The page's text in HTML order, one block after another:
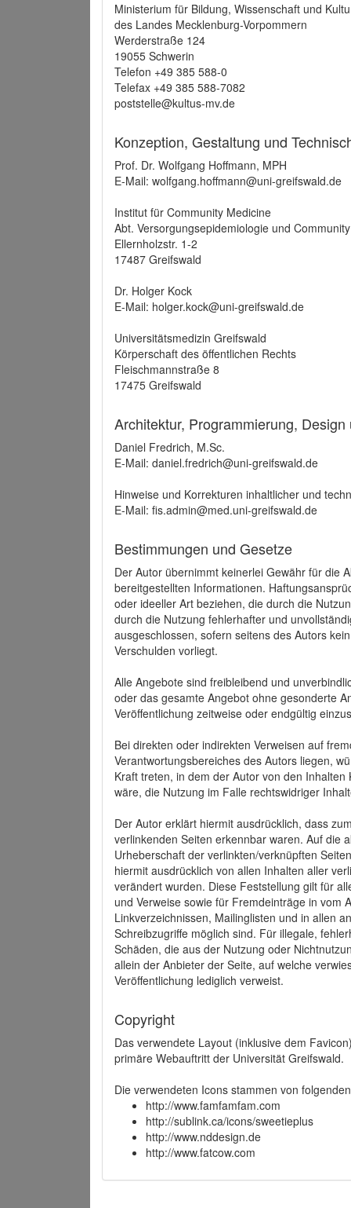
Ministerium für Bildung, Wissenschaft und
des Landes Mecklenburg-Vorpommern
Werderstraße 124
19055 Schwerin
Telefon +49 385 588-0
Telefax +49 385 588-7082
poststelle@kultus-mv.de
Konzeption, Gestaltung und
Prof. Dr. Wolfgang Hoffmann, MPH
E-Mail: wolfgang.hoffmann@uni-greifswald.de
Institut für Community Medicine
Abt. Versorgungsepidemiologie und
Ellernholzstr. 1-2
17487 Greifswald
Dr. Holger Kock
E-Mail: holger.kock@uni-greifswald.de
Universitätsmedizin Greifswald
Körperschaft des öffentlichen Rechts
Fleischmannstraße 8
17475 Greifswald
Architektur, Programmierung,
Daniel Fredrich, M.Sc.
E-Mail: daniel.fredrich@uni-greifswald.de
Hinweise und Korrekturen inhaltlicher und
E-Mail: fis.admin@med.uni-greifswald.de
Bestimmungen und Gesetze
Der Autor übernimmt keinerlei Gewähr für die
bereitgestellten Informationen.
oder ideeller Art beziehen, die durch die
durch die Nutzung fehlerhafter und
ausgeschlossen, sofern seitens des Autors
Verschulden vorliegt.
Alle Angebote sind freibleibend und
oder das gesamte Angebot ohne gesonderte
Veröffentlichung zeitweise oder endgültig
Bei direkten oder indirekten Verweisen auf
Verantwortungsbereiches des Autors liegen,
Kraft treten, in dem der Autor von den
wäre, die Nutzung im Falle rechtswidriger
Der Autor erklärt hiermit ausdrücklich, dass
verlinkenden Seiten erkennbar waren. Auf die
Urheberschaft der verlinkten/verknüpften
hiermit ausdrücklich von allen Inhalten aller
verändert wurden. Diese Feststellung gilt für
und Verweise sowie für Fremdeinträge in vom
Linkverzeichnissen, Mailinglisten und in allen
Schreibzugriffe möglich sind. Für illegale,
Schäden, die aus der Nutzung oder
allein der Anbieter der Seite, auf welche
Veröffentlichung lediglich verweist.
Copyright
Das verwendete Layout (inklusive dem
primäre Webauftritt der Universität Greifswald.
Die verwendeten Icons stammen von
http://www.famfamfam.com
http://sublink.ca/icons/sweetieplus
http://www.nddesign.de
http://www.fatcow.com